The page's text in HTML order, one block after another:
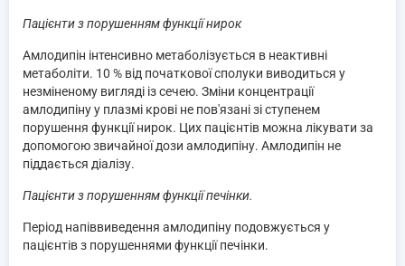
Пацієнти з порушенням функції нирок
Амлодипін інтенсивно метаболізується в неактивні
метаболіти. 10 % від початкової сполуки виводиться у
незміненому вигляді із сечею. Зміни концентрації
амлодипіну у плазмі крові не пов'язані зі ступенем
порушення функції нирок. Цих пацієнтів можна лікувати за
допомогою звичайної дози амлодипіну. Амлодипін не
піддається діалізу.
Пацієнти з порушенням функції печінки.
Період напіввиведення амлодипіну подовжується у
пацієнтів з порушеннями функції печінки.